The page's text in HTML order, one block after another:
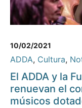
10/02/2021
ADDA, Cultura,
El ADDA y la
renuevan el
músicos